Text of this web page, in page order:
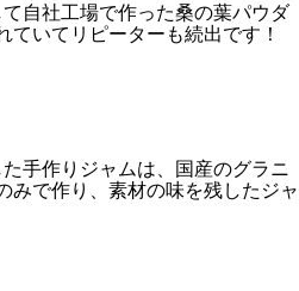
自社工場で作った桑の葉パウダ
ていてリピーターも続出です！
手作りジャムは、国産のグラニ
みで作り、素材の味を残したジャ